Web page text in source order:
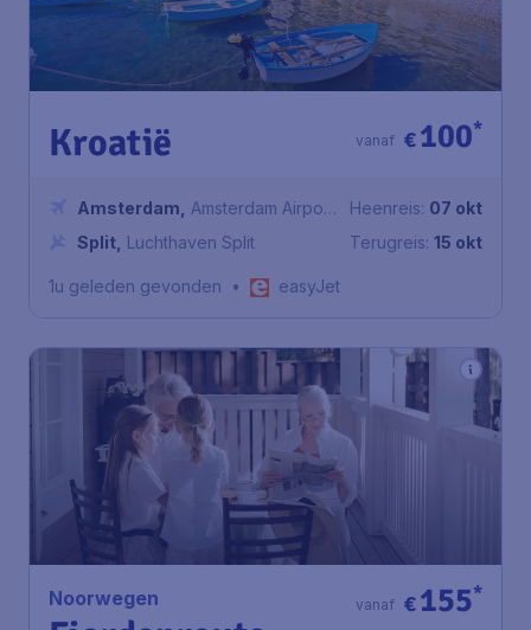
Kroatië €100*
vanaf
Amsterdam
Amsterdam Airport
Schiphol
Split Luchthaven Split
Heenreis: 07 okt
Terugreis: 15 okt
1u geleden gevonden • easyJet
Noorwegen €155*
vanaf